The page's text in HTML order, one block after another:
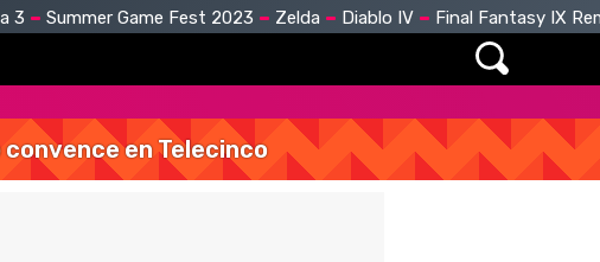
3 Summer Game Fest 2023 Zelda Diablo IV Final Fantasy IX
convence en Telecinco